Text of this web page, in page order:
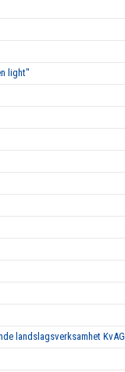
light"
landslagsverksamhet KvAG